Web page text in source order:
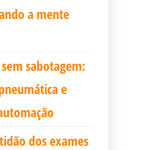
a mente
sabotagem:
e
dos exames